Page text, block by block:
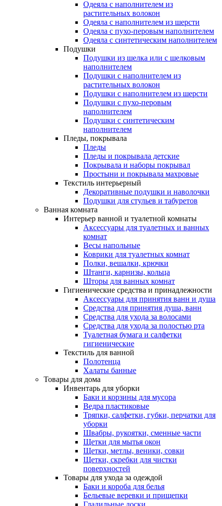
Одеяла с наполнителем из
растительных волокон
Одеяла с наполнителем из шерсти
Одеяла с пухо-перовым наполнителем
Одеяла с синтетическим наполнителем
Подушки
Подушки из шелка или с шелковым
наполнителем
Подушки с наполнителем из
растительных волокон
Подушки с наполнителем из шерсти
Подушки с пухо-перовым
наполнителем
Подушки с синтетическим
наполнителем
Пледы, покрывала
Пледы
Пледы и покрывала детские
Покрывала и наборы покрывал
Простыни и покрывала махровые
Текстиль интерьерный
Декоративные подушки и наволочки
Подушки для стульев и табуретов
Ванная комната
Интерьер ванной и туалетной комнаты
Аксессуары для туалетных и ванных
комнат
Весы напольные
Коврики для туалетных комнат
Полки, вешалки, крючки
Штанги, карнизы, кольца
Шторы для ванных комнат
Гигиенические средства и принадлежности
Аксессуары для принятия ванн и душа
Средства для принятия душа, ванн
Средства для ухода за волосами
Средства для ухода за полостью рта
Туалетная бумага и салфетки
гигиенические
Текстиль для ванной
Полотенца
Халаты банные
Товары для дома
Инвентарь для уборки
Баки и корзины для мусора
Ведра пластиковые
Тряпки, салфетки, губки, перчатки для
уборки
Швабры, рукоятки, сменные части
Щетки для мытья окон
Щетки, метлы, веники, совки
Щетки, скребки для чистки
поверхностей
Товары для ухода за одеждой
Баки и короба для белья
Бельевые веревки и прищепки
Гладильные доски